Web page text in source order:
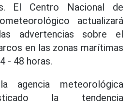
El Centro Nacional de
actualizará
advertencias sobre el
en las zonas marítimas
- 48 horas.
agencia meteorológica
la tendencia